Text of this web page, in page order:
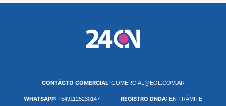
CONTÁCTO COMERCIAL: COMERCIAL@EOL.COM.AR
WHATSAPP: +5491125230147 REGISTRO DNDA: EN TRÁMITE